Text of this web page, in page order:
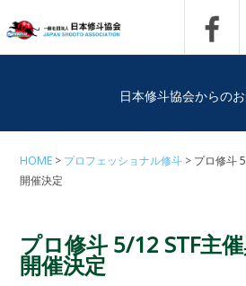
日本修斗協会からの
HOME プロフェッショナル修斗
プロ修斗
開催決定
プロ修斗 5/12 STF主
開催決定